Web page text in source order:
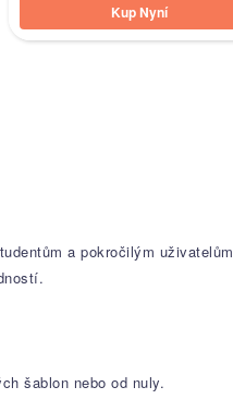
Kup Nyní
a pokročilým uživatelům
šablon nebo od nuly.